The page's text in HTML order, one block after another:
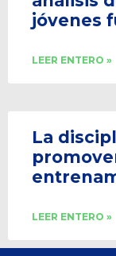
jóvenes
LEER ENTERO »
La
LEER ENTERO »